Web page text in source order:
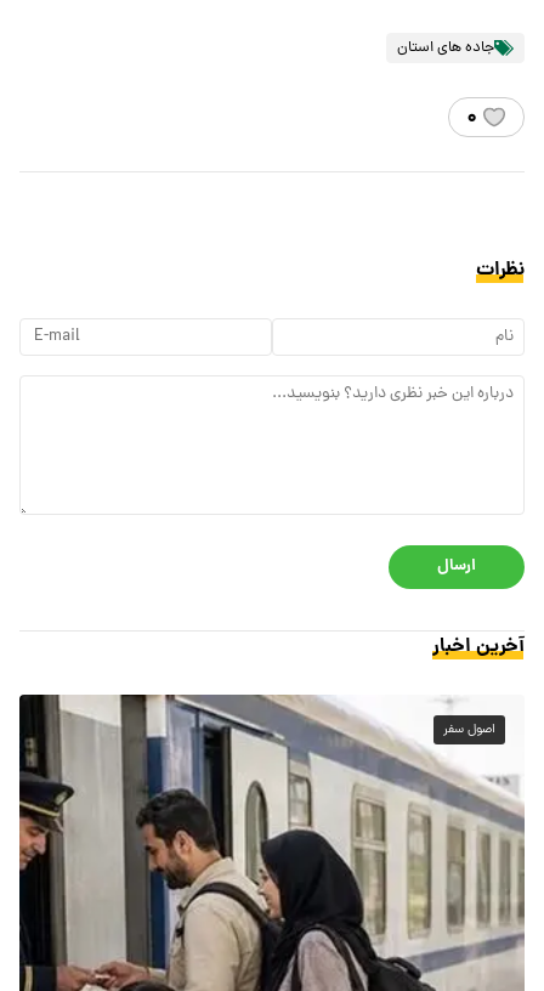
جاده های استان
۰
نظرات
ارسال
آخرین اخبار
اصول سفر